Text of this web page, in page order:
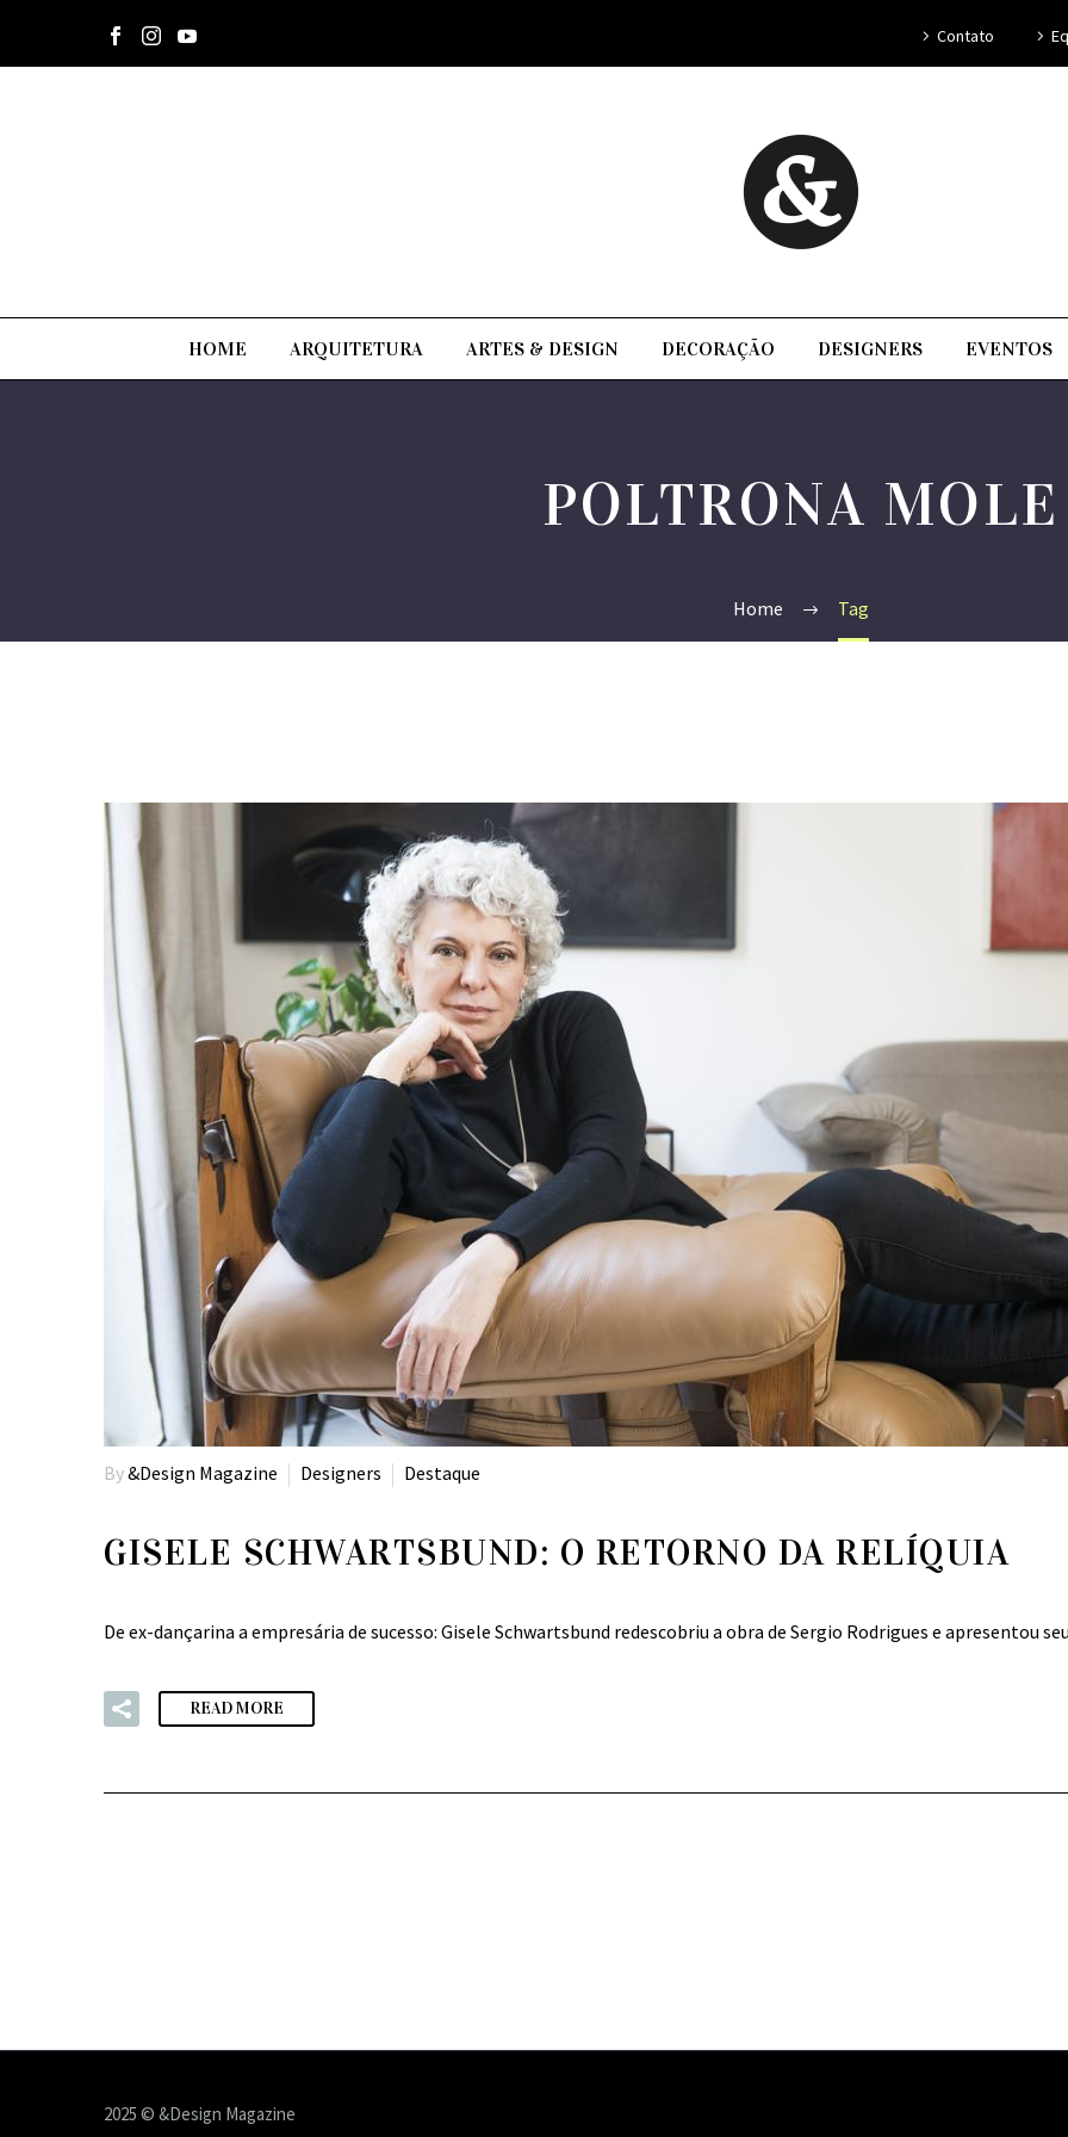
Contato
HOME ARQUITETURA ARTES & DESIGN DECORAÇÃO DESIGNERS EVENTOS
POLTRONA MOLE
Home Tag
By&Design Magazine Designers Destaque
GISELE SCHWARTSBUND: O RETORNO DA RELÍQUIA
De ex-dançarina a empresária de sucesso: Gisele Schwartsbund redescobriu a obra de Sergio Rodrigues e apresentou
READ MORE
2025 © &Design Magazine